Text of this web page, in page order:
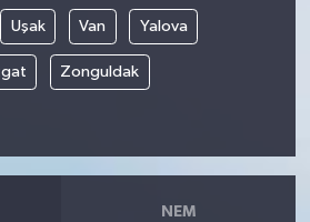
Uşak Van Yalova
Zonguldak
NEM